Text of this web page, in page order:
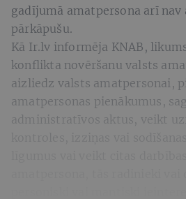
gadījumā amatpersona arī
pārkāpušu.
Kā Ir.lv informēja KNAB,
konflikta novēršanu valsts
aizliedz valsts amatpersonai,
amatpersonas pienākumus,
administratīvos aktus, veikt